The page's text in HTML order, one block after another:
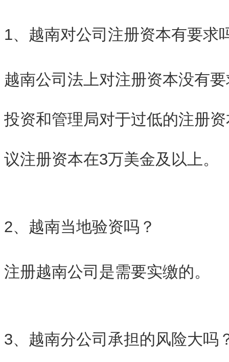
1、越南对公司注册资本有要求
越南公司法上对注册资本没有
投资和管理局对于过低的注册
议注册资本在3万美金及以上。
2、越南当地验资吗？
注册越南公司是需要实缴的。
3、越南分公司承担的风险大吗